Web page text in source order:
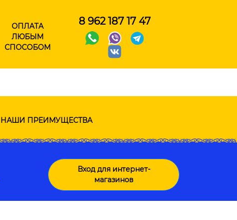
ОПЛАТА
ЛЮБЫМ
СПОСОБОМ
8 962 187 17 47
НАШИ ПРЕИМУЩЕСТВА
Вход для интернет-
магазинов